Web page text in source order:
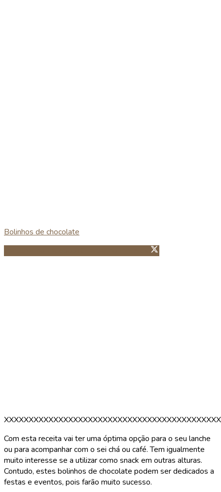
Bolinhos de chocolate
Guardar no Pinterest
Com esta receita vai ter uma óptima opção para o seu lanche
ou para acompanhar com o sei chá ou café. Tem igualmente
muito interesse se a utilizar como snack em outras alturas.
Contudo, estes bolinhos de chocolate podem ser dedicados a
festas e eventos, pois farão muito sucesso.